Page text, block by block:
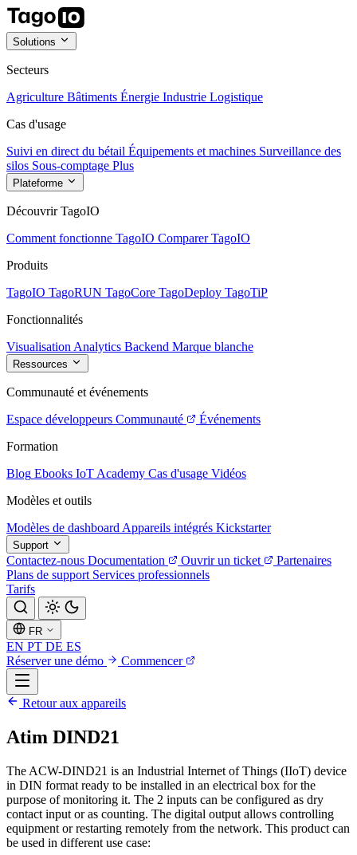
Solutions
Secteurs
Agriculture Bâtiments Énergie Industrie Logistique
Cas d'usage
Suivi en direct du bétail Équipements et machines Surveillance des
silos Sous-comptage Plus
Plateforme
Découvrir TagoIO
Comment fonctionne TagoIO Comparer TagoIO
Produits
TagoIO TagoRUN TagoCore TagoDeploy TagoTiP
Fonctionnalités
Visualisation Analytics Backend Marque blanche
Ressources
Communauté et événements
Espace développeurs Communauté
Événements
Formation
Blog Ebooks IoT Academy Cas d'usage Vidéos
Modèles et outils
Modèles de dashboard Appareils intégrés Kickstarter
Support
Contactez-nous Documentation Ouvrir un ticket
Partenaires
Plans de support Services professionnels
Tarifs
FR
EN PT DE ES
Réserver une démo
Commencer
Retour aux appareils
Atim DIND21
The ACW-DIND21 is an Industrial Internet of Things (IIoT) device
in DIN format ready to be installed in an electrical box for the
purpose of monitoring it. The 2 inputs can be configured as dry
contact input or as counting. The digital output allows controlling
equipment or restarting remotely from the network. This product can
be used in different use case: